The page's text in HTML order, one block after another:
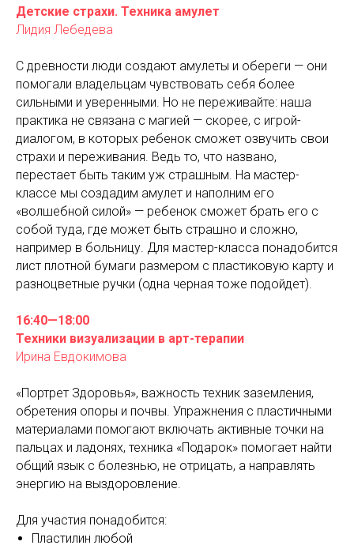
Детские страхи. Техника амулет
Лидия Лебедева
С древности люди создают амулеты и обереги — они
помогали владельцам чувствовать себя более
сильными и уверенными. Но не переживайте: наша
практика не связана с магией — скорее, с игрой-
диалогом, в которых ребенок сможет озвучить свои
страхи и переживания. Ведь то, что названо,
перестает быть таким уж страшным. На мастер-
классе мы создадим амулет и наполним его
«волшебной силой» — ребенок сможет брать его с
собой туда, где может быть страшно и сложно,
например в больницу. Для мастер-класса понадобится
лист плотной бумаги размером с пластиковую карту и
разноцветные ручки (одна черная тоже подойдет).
16:40—18:00
Техники визуализации в арт-терапии
Ирина Евдокимова
«Портрет Здоровья», важность техник заземления,
обретения опоры и почвы. Упражнения с пластичными
материалами помогают включать активные точки на
пальцах и ладонях, техника «Подарок» помогает найти
общий язык с болезнью, не отрицать, а направлять
энергию на выздоровление.
Для участия понадобится:
Пластилин любой